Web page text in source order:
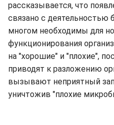
рассказывается, что
связано с деятельностью
многом необходимы для
функционирования
на "хорошие" и "плохие",
приводят к разложению
вызывают неприятный
уничтожив "плохие